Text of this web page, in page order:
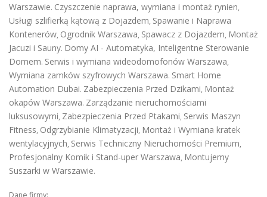
Warszawie. Czyszczenie naprawa, wymiana i montaż rynien,
Usługi szlifierką kątową z Dojazdem, Spawanie i Naprawa
Kontenerów, Ogrodnik Warszawa, Spawacz z Dojazdem, Montaż
Jacuzi i Sauny. Domy AI - Automatyka, Inteligentne Sterowanie
Domem. Serwis i wymiana wideodomofonów Warszawa,
Wymiana zamków szyfrowych Warszawa. Smart Home
Automation Dubai. Zabezpieczenia Przed Dzikami, Montaż
okapów Warszawa. Zarządzanie nieruchomościami
luksusowymi, Zabezpieczenia Przed Ptakami, Serwis Maszyn
Fitness, Odgrzybianie Klimatyzacji, Montaż i Wymiana kratek
wentylacyjnych, Serwis Techniczny Nieruchomości Premium,
Profesjonalny Komik i Stand-uper Warszawa, Montujemy
Suszarki w Warszawie.